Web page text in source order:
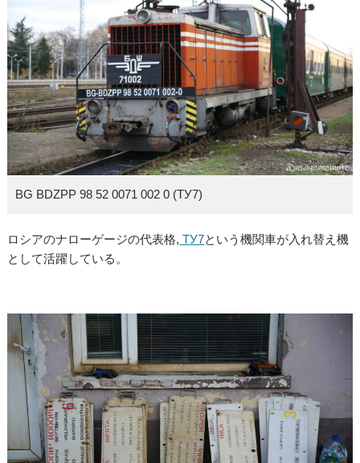
BG BDZPP 98 52 0071 002 0 (ТУ7)
ロシアのナローゲージの代表格, ТУ7という機関車が入れ替え機
として活躍している。